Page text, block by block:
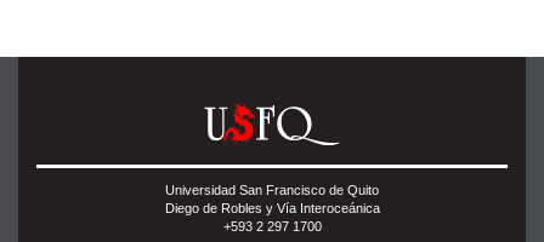
Universidad San Francisco de Quito
Diego de Robles y Vía Interoceánica
+593 2 297 1700